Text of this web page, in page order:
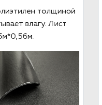
толщиной
влагу. Лист